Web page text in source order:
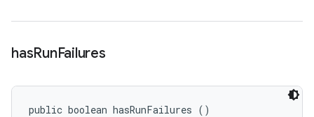
hasRunFailures
public boolean hasRunFailures ()